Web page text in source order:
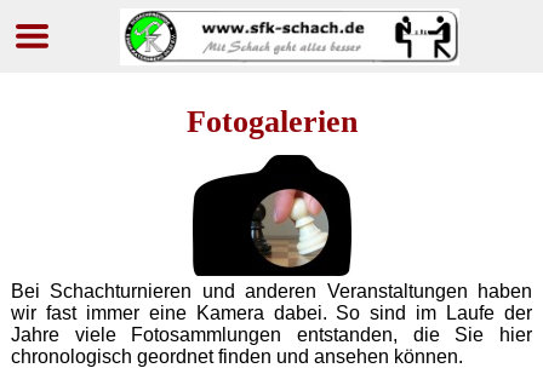
Fotogalerien
Bei Schachturnieren und anderen Veranstaltungen haben
wir fast immer eine Kamera dabei. So sind im Laufe der
Jahre viele Fotosammlungen entstanden, die Sie hier
chronologisch geordnet finden und ansehen können.